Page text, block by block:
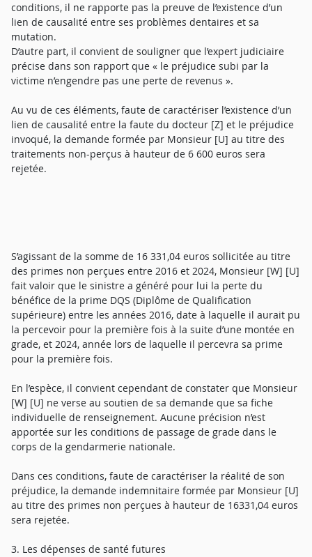
conditions, il ne rapporte pas la preuve de l’existence d’un
lien de causalité entre ses problèmes dentaires et sa
mutation.
D’autre part, il convient de souligner que l’expert judiciaire
précise dans son rapport que « le préjudice subi par la
victime n’engendre pas une perte de revenus ».
Au vu de ces éléments, faute de caractériser l’existence d’un
lien de causalité entre la faute du docteur [Z] et le préjudice
invoqué, la demande formée par Monsieur [U] au titre des
traitements non-perçus à hauteur de 6 600 euros sera
rejetée.
S’agissant de la somme de 16 331,04 euros sollicitée au titre
des primes non perçues entre 2016 et 2024, Monsieur [W] [U]
fait valoir que le sinistre a généré pour lui la perte du
bénéfice de la prime DQS (Diplôme de Qualification
supérieure) entre les années 2016, date à laquelle il aurait pu
la percevoir pour la première fois à la suite d’une montée en
grade, et 2024, année lors de laquelle il percevra sa prime
pour la première fois.
En l’espèce, il convient cependant de constater que Monsieur
[W] [U] ne verse au soutien de sa demande que sa fiche
individuelle de renseignement. Aucune précision n’est
apportée sur les conditions de passage de grade dans le
corps de la gendarmerie nationale.
Dans ces conditions, faute de caractériser la réalité de son
préjudice, la demande indemnitaire formée par Monsieur [U]
au titre des primes non perçues à hauteur de 16331,04 euros
sera rejetée.
3. Les dépenses de santé futures